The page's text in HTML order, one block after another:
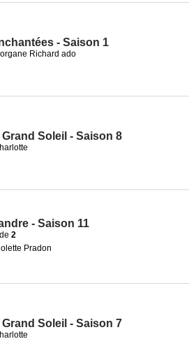
- Saison 1
Richard ado
Grand Soleil - Saison 8
- Saison 11
2
Pradon
Grand Soleil - Saison 7